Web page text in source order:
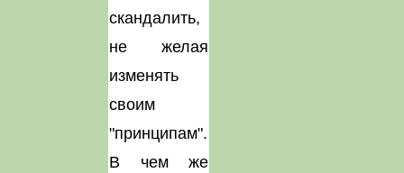
скандалить,
не желая
изменять
своим
"принципам".
В чем же